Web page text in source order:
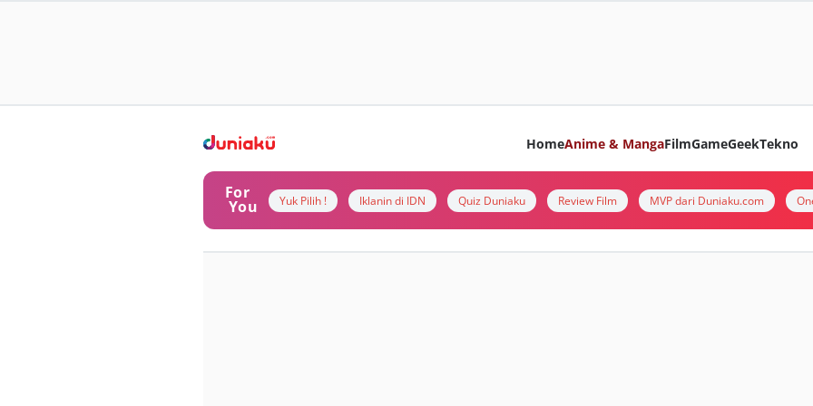
HomeAnime & MangaFilmGameGeekTekno
For
You Yuk Pilih ! Iklanin di IDN Quiz Duniaku Review Film MVP dari Duniaku.com